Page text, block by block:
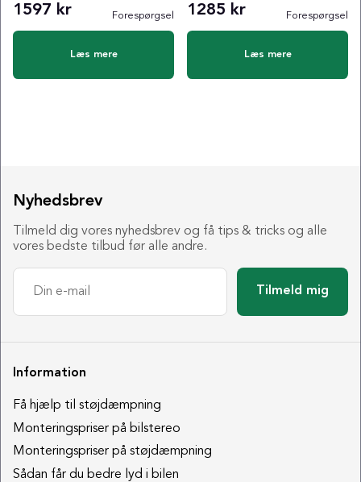
1597 kr Forespørgsel
Læs mere
1285 kr Forespørgsel
Læs mere
Nyhedsbrev
Tilmeld dig vores nyhedsbrev og få tips & tricks og alle
vores bedste tilbud før alle andre.
Tilmeld mig
Information
Få hjælp til støjdæmpning
Monteringspriser på bilstereo
Monteringspriser på støjdæmpning
Sådan får du bedre lyd i bilen